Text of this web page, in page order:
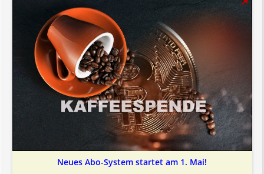
Neues Abo-System startet am 1. Mai!